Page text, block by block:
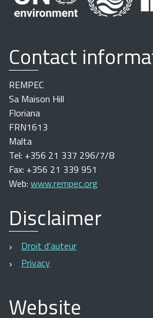
Contact
REMPEC
Sa Maison Hill
Floriana
FRN1613
Malta
Tel: +356 21 337 296/7/8
Fax: +356 21 339 951
Web: www.rempec.org
Disclaimer
Droit d'auteur
Privacy
Website